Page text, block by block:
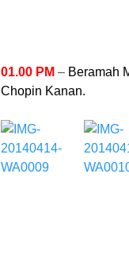
01.00 PM – Beramah
Chopin Kanan.